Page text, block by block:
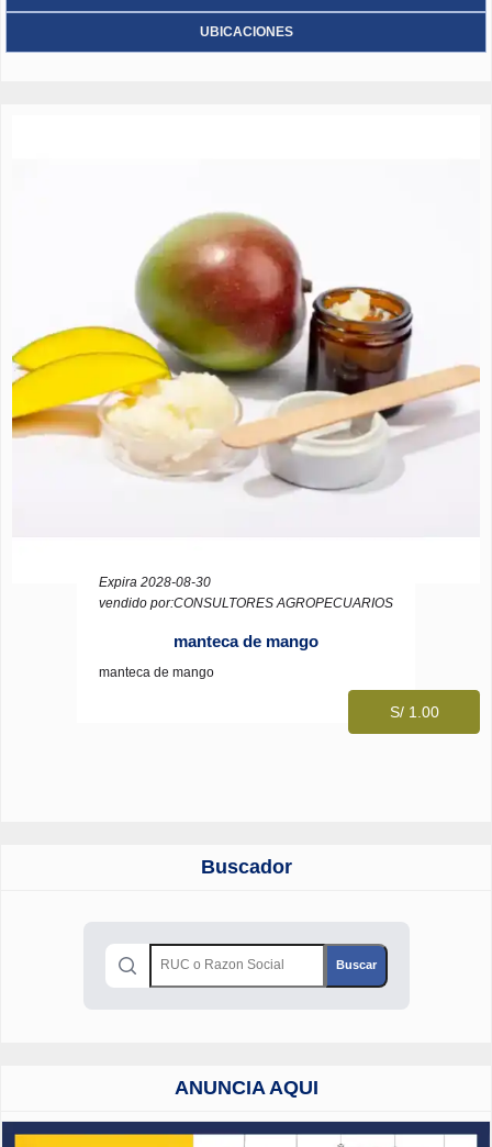
UBICACIONES
Expira 2028-08-30
vendido por:CONSULTORES AGROPECUARIOS
manteca de mango
manteca de mango
S/ 1.00
Buscador
ANUNCIA AQUI